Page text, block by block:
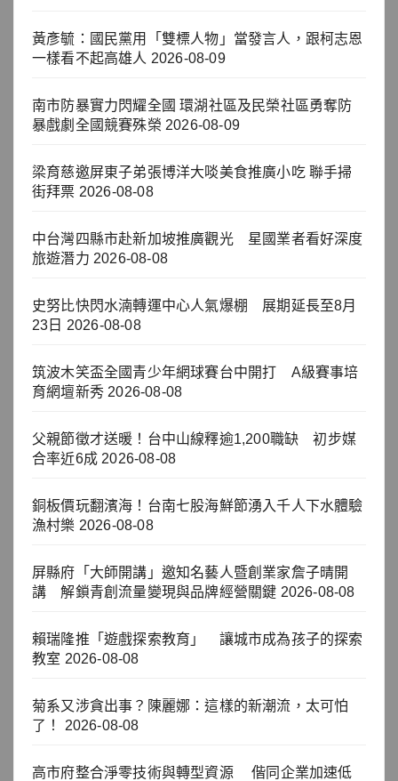
黃彥毓：國民黨用「雙標人物」當發言人，跟柯志恩
一樣看不起高雄人 2026-08-09
南市防暴實力閃耀全國 環湖社區及民榮社區勇奪防
暴戲劇全國競賽殊榮 2026-08-09
梁育慈邀屏東子弟張博洋大啖美食推廣小吃 聯手掃
街拜票 2026-08-08
中台灣四縣市赴新加坡推廣觀光 星國業者看好深度
旅遊潛力 2026-08-08
史努比快閃水湳轉運中心人氣爆棚 展期延長至8月
23日 2026-08-08
筑波木笑盃全國青少年網球賽台中開打 A級賽事培
育網壇新秀 2026-08-08
父親節徵才送暖！台中山線釋逾1,200職缺 初步媒
合率近6成 2026-08-08
銅板價玩翻濱海！台南七股海鮮節湧入千人下水體驗
漁村樂 2026-08-08
屏縣府「大師開講」邀知名藝人暨創業家詹子晴開
講 解鎖青創流量變現與品牌經營關鍵 2026-08-08
賴瑞隆推「遊戲探索教育」 讓城市成為孩子的探索
教室 2026-08-08
菊系又涉貪出事？陳麗娜：這樣的新潮流，太可怕
了！
2026-08-08
高市府整合淨零技術與轉型資源 偕同企業加速低